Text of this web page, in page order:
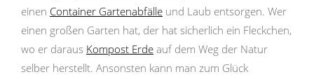
einen Container Gartenabfälle und Laub entsorgen. Wer
einen großen Garten hat, der hat sicherlich ein Fleckchen,
wo er daraus Kompost Erde auf dem Weg der Natur
selber herstellt. Ansonsten kann man zum Glück